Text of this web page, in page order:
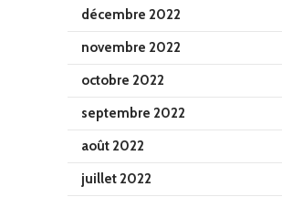
décembre 2022
novembre 2022
octobre 2022
septembre 2022
août 2022
juillet 2022